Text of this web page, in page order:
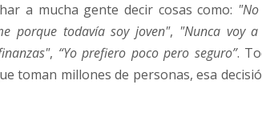
a mucha gente decir cosas como:
porque todavía soy joven", "Nunca voy
, “Yo prefiero poco pero seguro”.
toman millones de personas, esa